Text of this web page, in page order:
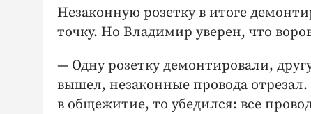
Незаконную розетку в итоге
точку. Но Владимир уверен, что
— Одну розетку демонтировали,
вышел, незаконные провода
в общежитие, то убедился: все